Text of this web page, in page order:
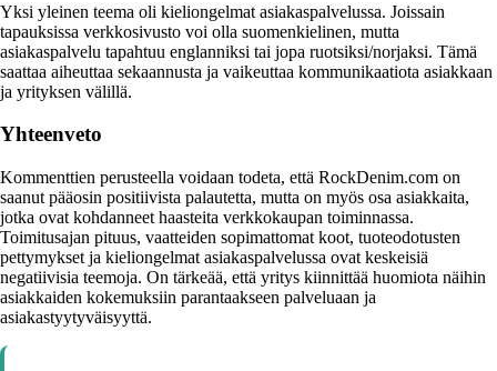
Yksi yleinen teema oli kieliongelmat asiakaspalvelussa. Joissain
tapauksissa verkkosivusto voi olla suomenkielinen, mutta
asiakaspalvelu tapahtuu englanniksi tai jopa ruotsiksi/norjaksi. Tämä
saattaa aiheuttaa sekaannusta ja vaikeuttaa kommunikaatiota asiakkaan
ja yrityksen välillä.
Yhteenveto
Kommenttien perusteella voidaan todeta, että RockDenim.com on
saanut pääosin positiivista palautetta, mutta on myös osa asiakkaita,
jotka ovat kohdanneet haasteita verkkokaupan toiminnassa.
Toimitusajan pituus, vaatteiden sopimattomat koot, tuoteodotusten
pettymykset ja kieliongelmat asiakaspalvelussa ovat keskeisiä
negatiivisia teemoja. On tärkeää, että yritys kiinnittää huomiota näihin
asiakkaiden kokemuksiin parantaakseen palveluaan ja
asiakastyytyväisyyttä.